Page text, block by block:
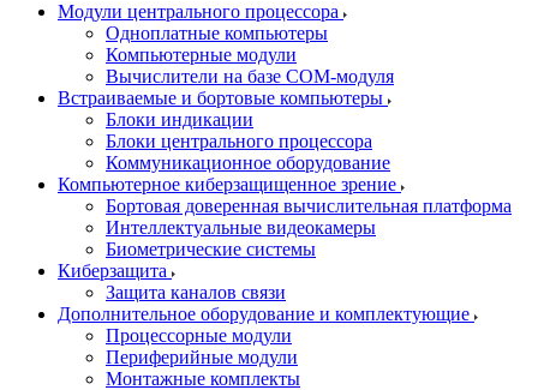
Модули центрального процессора
Одноплатные компьютеры
Компьютерные модули
Вычислители на базе COM-модуля
Встраиваемые и бортовые компьютеры
Блоки индикации
Блоки центрального процессора
Коммуникационное оборудование
Компьютерное киберзащищенное зрение
Бортовая доверенная вычислительная платформа
Интеллектуальные видеокамеры
Биометрические системы
Киберзащита
Защита каналов связи
Дополнительное оборудование и комплектующие
Процессорные модули
Периферийные модули
Монтажные комплекты